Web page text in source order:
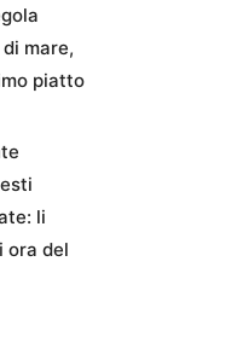
mare,
piatto
li
ora del